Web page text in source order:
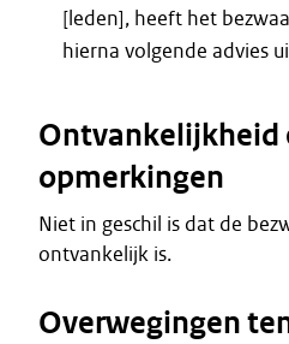
[leden], heeft het
hierna volgende advies
Ontvankelijkheid
opmerkingen
Niet in geschil is dat de
ontvankelijk is.
Overwegingen